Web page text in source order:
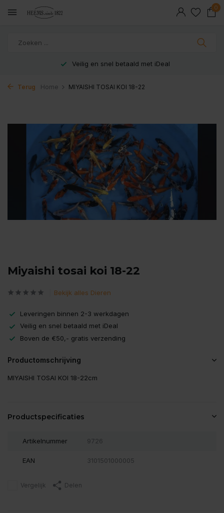
0
Veilig en snel betaald met iDeal
Terug Home MIYAISHI TOSAI KOI 18-22
Miyaishi tosai koi 18-22
Bekijk alles Dieren
Leveringen binnen 2-3 werkdagen
Veilig en snel betaald met iDeal
Boven de €50,- gratis verzending
Productomschrijving
MIYAISHI TOSAI KOI 18-22cm
Productspecificaties
Artikelnummer 9726
EAN 3101501000005
Vergelijk Delen